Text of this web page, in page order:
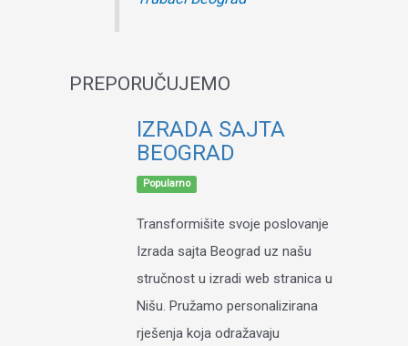
PREPORUČUJEMO
IZRADA SAJTA
BEOGRAD
Popularno
Transformišite svoje poslovanje
Izrada sajta Beograd uz našu
stručnost u izradi web stranica u
Nišu. Pružamo personalizirana
rješenja koja odražavaju